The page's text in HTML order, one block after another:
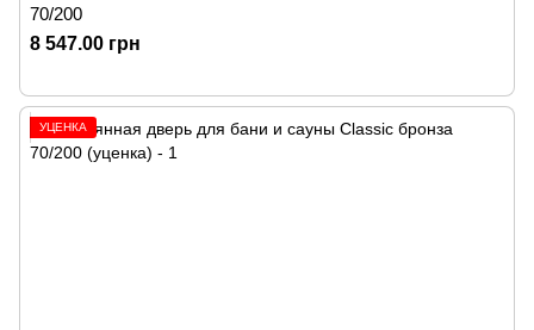
70/200
8 547.00 грн
УЦЕНКА